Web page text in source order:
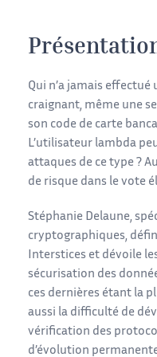
Qui n’a jamais
craignant, même une
son code de carte
L’utilisateur lambda
attaques de ce type ?
de risque dans le vote
Stéphanie Delaune,
cryptographiques,
Interstices et dévoile
sécurisation des
ces dernières étant la
aussi la difficulté de
vérification des
d’évolution